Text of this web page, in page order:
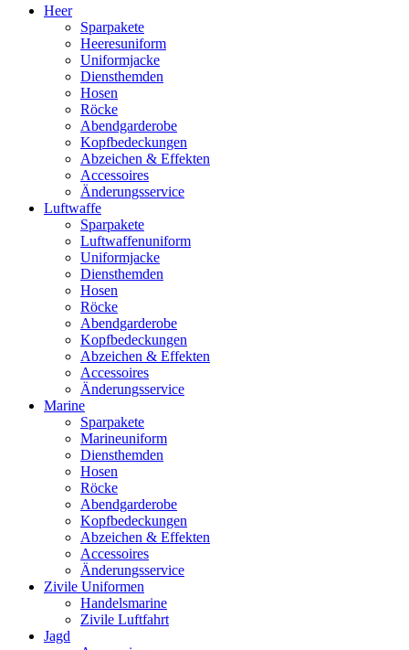
Heer
Sparpakete
Heeresuniform
Uniformjacke
Diensthemden
Hosen
Röcke
Abendgarderobe
Kopfbedeckungen
Abzeichen & Effekten
Accessoires
Änderungsservice
Luftwaffe
Sparpakete
Luftwaffenuniform
Uniformjacke
Diensthemden
Hosen
Röcke
Abendgarderobe
Kopfbedeckungen
Abzeichen & Effekten
Accessoires
Änderungsservice
Marine
Sparpakete
Marineuniform
Diensthemden
Hosen
Röcke
Abendgarderobe
Kopfbedeckungen
Abzeichen & Effekten
Accessoires
Änderungsservice
Zivile Uniformen
Handelsmarine
Zivile Luftfahrt
Jagd